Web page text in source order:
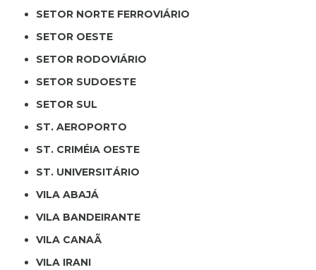
SETOR NORTE FERROVIÁRIO
SETOR OESTE
SETOR RODOVIÁRIO
SETOR SUDOESTE
SETOR SUL
ST. AEROPORTO
ST. CRIMÉIA OESTE
ST. UNIVERSITÁRIO
VILA ABAJÁ
VILA BANDEIRANTE
VILA CANAÃ
VILA IRANI